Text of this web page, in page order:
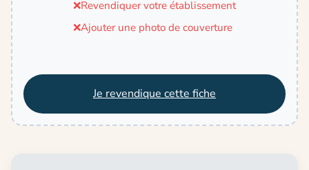
❌Revendiquer votre établissement
❌Ajouter une photo de couverture
Je revendique cette fiche